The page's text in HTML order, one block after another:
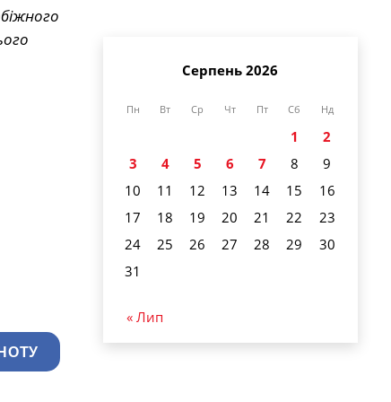
Серпень 2026
Пн Вт Ср Чт Пт Сб Нд
1
2
3
4 5 6 7 8
9
10
11 12 13 14 15
16
17
18 19 20 21 22
23
24
25 26 27 28 29
30
31
« Лип